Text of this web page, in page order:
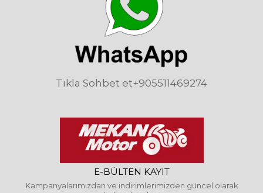
Tıkla Sohbet et+905511469274
E-BÜLTEN KAYIT
Kampanyalarımızdan ve indirimlerimizden güncel olarak